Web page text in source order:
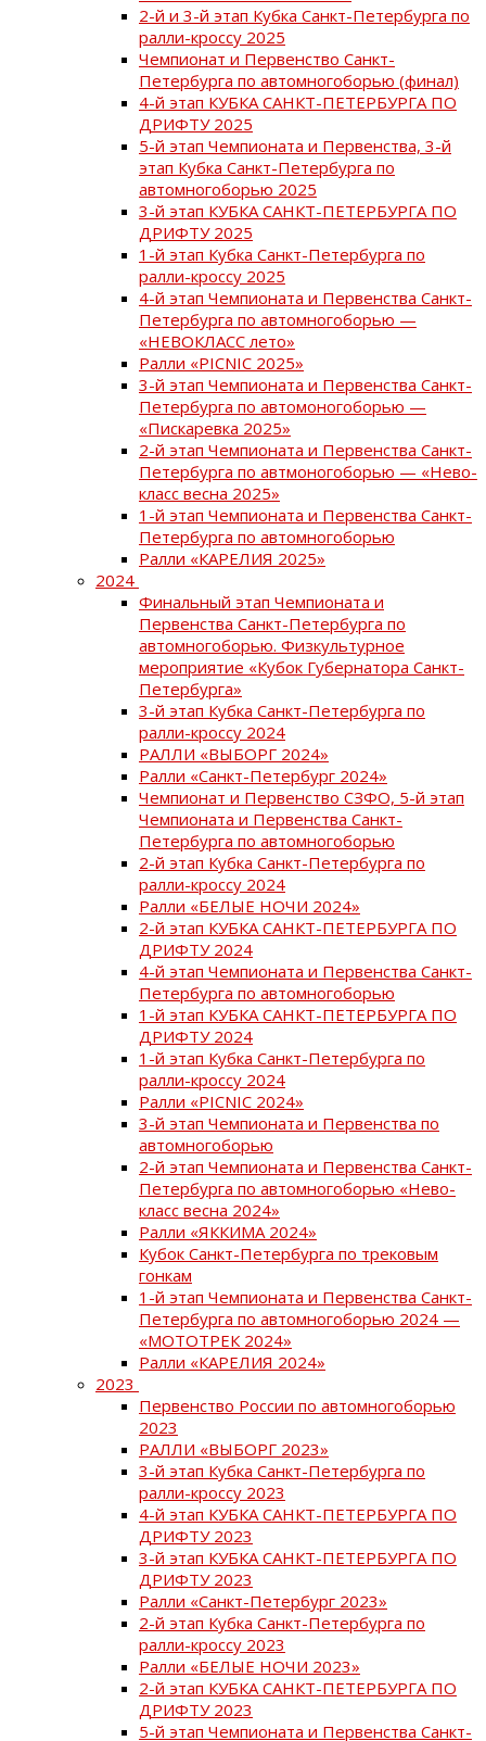
2-й и 3-й этап Кубка Санкт-Петербурга по
ралли-кроссу 2025
Чемпионат и Первенство Санкт-
Петербурга по автомногоборью (финал)
4-й этап КУБКА САНКТ-ПЕТЕРБУРГА ПО
ДРИФТУ 2025
5-й этап Чемпионата и Первенства, 3-й
этап Кубка Санкт-Петербурга по
автомногоборью 2025
3-й этап КУБКА САНКТ-ПЕТЕРБУРГА ПО
ДРИФТУ 2025
1-й этап Кубка Санкт-Петербурга по
ралли-кроссу 2025
4-й этап Чемпионата и Первенства Санкт-
Петербурга по автомногоборью —
«НЕВОКЛАСС лето»
Ралли «PICNIC 2025»
3-й этап Чемпионата и Первенства Санкт-
Петербурга по автомоногоборью —
«Пискаревка 2025»
2-й этап Чемпионата и Первенства Санкт-
Петербурга по автмоногоборью — «Нево-
класс весна 2025»
1-й этап Чемпионата и Первенства Санкт-
Петербурга по автомногоборью
Ралли «КАРЕЛИЯ 2025»
2024
Финальный этап Чемпионата и
Первенства Санкт-Петербурга по
автомногоборью. Физкультурное
мероприятие «Кубок Губернатора Санкт-
Петербурга»
3-й этап Кубка Санкт-Петербурга по
ралли-кроссу 2024
РАЛЛИ «ВЫБОРГ 2024»
Ралли «Санкт-Петербург 2024»
Чемпионат и Первенство СЗФО, 5-й этап
Чемпионата и Первенства Санкт-
Петербурга по автомногоборью
2-й этап Кубка Санкт-Петербурга по
ралли-кроссу 2024
Ралли «БЕЛЫЕ НОЧИ 2024»
2-й этап КУБКА САНКТ-ПЕТЕРБУРГА ПО
ДРИФТУ 2024
4-й этап Чемпионата и Первенства Санкт-
Петербурга по автомногоборью
1-й этап КУБКА САНКТ-ПЕТЕРБУРГА ПО
ДРИФТУ 2024
1-й этап Кубка Санкт-Петербурга по
ралли-кроссу 2024
Ралли «PICNIC 2024»
3-й этап Чемпионата и Первенства по
автомногоборью
2-й этап Чемпионата и Первенства Санкт-
Петербурга по автомногоборью «Нево-
класс весна 2024»
Ралли «ЯККИМА 2024»
Кубок Санкт-Петербурга по трековым
гонкам
1-й этап Чемпионата и Первенства Санкт-
Петербурга по автомногоборью 2024 —
«МОТОТРЕК 2024»
Ралли «КАРЕЛИЯ 2024»
2023
Первенство России по автомногоборью
2023
РАЛЛИ «ВЫБОРГ 2023»
3-й этап Кубка Санкт-Петербурга по
ралли-кроссу 2023
4-й этап КУБКА САНКТ-ПЕТЕРБУРГА ПО
ДРИФТУ 2023
3-й этап КУБКА САНКТ-ПЕТЕРБУРГА ПО
ДРИФТУ 2023
Ралли «Санкт-Петербург 2023»
2-й этап Кубка Санкт-Петербурга по
ралли-кроссу 2023
Ралли «БЕЛЫЕ НОЧИ 2023»
2-й этап КУБКА САНКТ-ПЕТЕРБУРГА ПО
ДРИФТУ 2023
5-й этап Чемпионата и Первенства Санкт-